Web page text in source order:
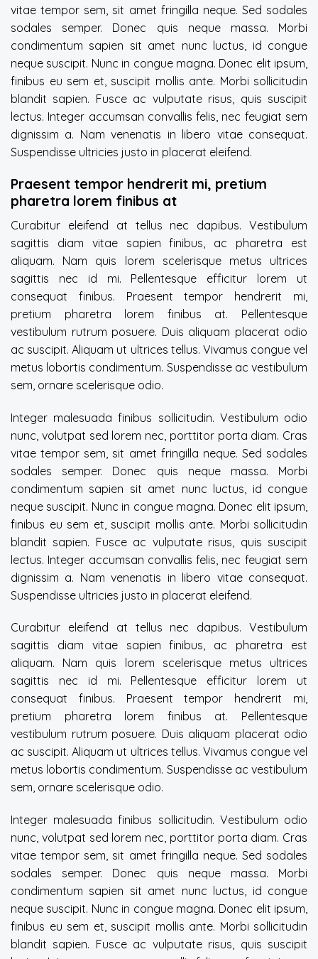
vitae tempor sem, sit amet fringilla neque. Sed sodales
sodales semper. Donec quis neque massa. Morbi
condimentum sapien sit amet nunc luctus, id congue
neque suscipit. Nunc in congue magna. Donec elit ipsum,
finibus eu sem et, suscipit mollis ante. Morbi sollicitudin
blandit sapien. Fusce ac vulputate risus, quis suscipit
lectus. Integer accumsan convallis felis, nec feugiat sem
dignissim a. Nam venenatis in libero vitae consequat.
Suspendisse ultricies justo in placerat eleifend.
Praesent tempor hendrerit mi, pretium
pharetra lorem finibus at
Curabitur eleifend at tellus nec dapibus. Vestibulum
sagittis diam vitae sapien finibus, ac pharetra est
aliquam. Nam quis lorem scelerisque metus ultrices
sagittis nec id mi. Pellentesque efficitur lorem ut
consequat finibus. Praesent tempor hendrerit mi,
pretium pharetra lorem finibus at. Pellentesque
vestibulum rutrum posuere. Duis aliquam placerat odio
ac suscipit. Aliquam ut ultrices tellus. Vivamus congue vel
metus lobortis condimentum. Suspendisse ac vestibulum
sem, ornare scelerisque odio.
Integer malesuada finibus sollicitudin. Vestibulum odio
nunc, volutpat sed lorem nec, porttitor porta diam. Cras
vitae tempor sem, sit amet fringilla neque. Sed sodales
sodales semper. Donec quis neque massa. Morbi
condimentum sapien sit amet nunc luctus, id congue
neque suscipit. Nunc in congue magna. Donec elit ipsum,
finibus eu sem et, suscipit mollis ante. Morbi sollicitudin
blandit sapien. Fusce ac vulputate risus, quis suscipit
lectus. Integer accumsan convallis felis, nec feugiat sem
dignissim a. Nam venenatis in libero vitae consequat.
Suspendisse ultricies justo in placerat eleifend.
Curabitur eleifend at tellus nec dapibus. Vestibulum
sagittis diam vitae sapien finibus, ac pharetra est
aliquam. Nam quis lorem scelerisque metus ultrices
sagittis nec id mi. Pellentesque efficitur lorem ut
consequat finibus. Praesent tempor hendrerit mi,
pretium pharetra lorem finibus at. Pellentesque
vestibulum rutrum posuere. Duis aliquam placerat odio
ac suscipit. Aliquam ut ultrices tellus. Vivamus congue vel
metus lobortis condimentum. Suspendisse ac vestibulum
sem, ornare scelerisque odio.
Integer malesuada finibus sollicitudin. Vestibulum odio
nunc, volutpat sed lorem nec, porttitor porta diam. Cras
vitae tempor sem, sit amet fringilla neque. Sed sodales
sodales semper. Donec quis neque massa. Morbi
condimentum sapien sit amet nunc luctus, id congue
neque suscipit. Nunc in congue magna. Donec elit ipsum,
finibus eu sem et, suscipit mollis ante. Morbi sollicitudin
blandit sapien. Fusce ac vulputate risus, quis suscipit